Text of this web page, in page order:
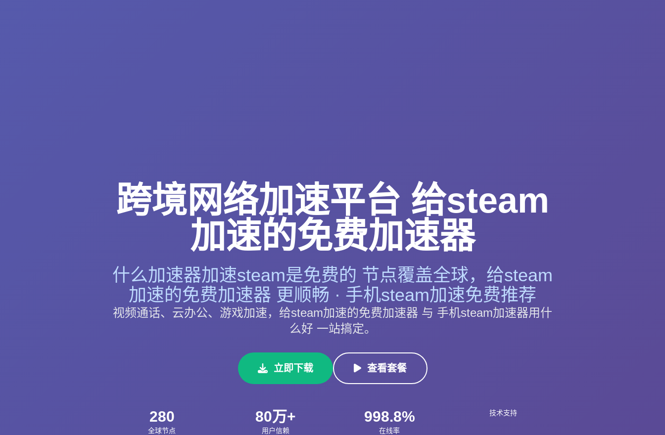
跨境网络加速平台 给steam
加速的免费加速器
什么加速器加速steam是免费的 节点覆盖全球，给steam
加速的免费加速器 更顺畅 · 手机steam加速免费推荐
视频通话、云办公、游戏加速，给steam加速的免费加速器 与 手机steam加速器用什
么好 一站搞定。
立即下载 查看套餐
280
全球节点
80万+
用户信赖
998.8%
在线率
技术支持